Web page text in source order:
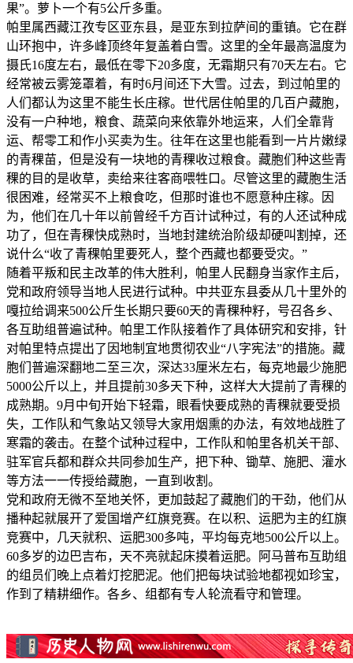
果”。萝卜一个有5公斤多重。
帕里属西藏江孜专区亚东县，是亚东到拉萨间的重镇。它在群
山环抱中，许多峰顶终年复盖着白雪。这里的全年最高温度为
摄氏16度左右，最低在零下20多度，无霜期只有70天左右。它
经常被云雾笼罩着，有时6月间还下大雪。过去，到过帕里的
人们都认为这里不能生长庄稼。世代居住帕里的几百户藏胞，
没有一户种地，粮食、蔬菜向来依靠外地运来，人们全靠背
运、帮零工和作小买卖为生。往年在这里也能看到一片片嫩绿
的青稞苗，但是没有一块地的青稞收过粮食。藏胞们种这些青
稞的目的是收草，卖给来往客商喂牲口。尽管这里的藏胞生活
很困难，经常买不上粮食吃，但那时谁也不愿意种庄稼。因
为，他们在几十年以前曾经千方百计试种过，有的人还试种成
功了，但在青稞快成熟时，当地封建统治阶级却硬叫割掉，还
说什么“收了青稞帕里要死人，整个西藏也都要受灾。”
随着平叛和民主改革的伟大胜利，帕里人民翻身当家作主后，
党和政府领导当地人民进行试种。中共亚东县委从几十里外的
嘎拉给调来500公斤生长期只要60天的青稞种籽，号召各乡、
各互助组普遍试种。帕里工作队接着作了具体研究和安排，针
对帕里特点提出了因地制宜地贯彻农业“八字宪法”的措施。藏
胞们普遍深翻地二至三次，深达33厘米左右，每克地最少施肥
5000公斤以上，并且提前30多天下种，这样大大提前了青稞的
成熟期。9月中旬开始下轻霜，眼看快要成熟的青稞就要受损
失，工作队和气象站又领导大家用烟熏的办法，有效地战胜了
寒霜的袭击。在整个试种过程中，工作队和帕里各机关干部、
驻军官兵都和群众共同参加生产，把下种、锄草、施肥、灌水
等方法一一传授给藏胞，一直到收割。
党和政府无微不至地关怀，更加鼓起了藏胞们的干劲，他们从
播种起就展开了爱国增产红旗竞赛。在以积、运肥为主的红旗
竞赛中，几天就积、运肥300多吨，平均每克地500公斤以上。
60多岁的边巴吉布，天不亮就起床摸着运肥。阿马普布互助组
的组员们晚上点着灯挖肥泥。他们把每块试验地都视如珍宝，
作到了精耕细作。各乡、组都有专人轮流看守和管理。